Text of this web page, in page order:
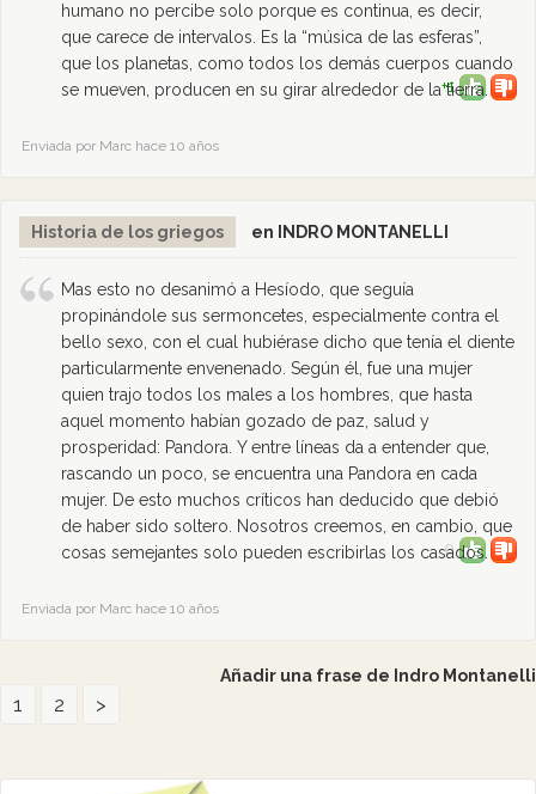
humano no percibe solo porque es continua, es decir,
que carece de intervalos. Es la “música de las esferas”,
que los planetas, como todos los demás cuerpos cuando
se mueven, producen en su girar alrededor de la tierra.
+1
Enviada por Marc hace 10 años
Historia de los griegos en INDRO MONTANELLI
Mas esto no desanimó a Hesíodo, que seguía
propinándole sus sermoncetes, especialmente contra el
bello sexo, con el cual hubiérase dicho que tenía el diente
particularmente envenenado. Según él, fue una mujer
quien trajo todos los males a los hombres, que hasta
aquel momento habían gozado de paz, salud y
prosperidad: Pandora. Y entre líneas da a entender que,
rascando un poco, se encuentra una Pandora en cada
mujer. De esto muchos críticos han deducido que debió
de haber sido soltero. Nosotros creemos, en cambio, que
cosas semejantes solo pueden escribirlas los casados.
0
Enviada por Marc hace 10 años
Añadir una frase de Indro Montanelli
1 2 >